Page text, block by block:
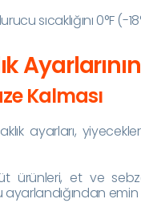
sıcaklığını 0°F
Kalması
ayarları,
ürünleri, et ve
ayarlandığından